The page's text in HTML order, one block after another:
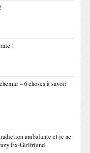
!
– 6 choses à savoir
ambulante et je ne
Ex-Girlfriend